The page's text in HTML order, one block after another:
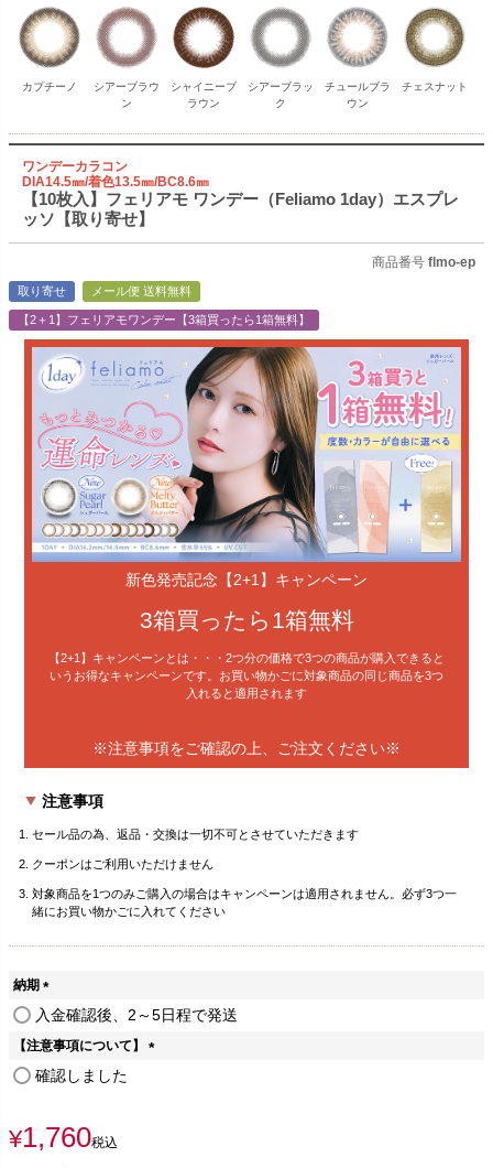
カプチーノ
シアーブラウ
ン
シャイニーブ
ラウン
シアーブラッ
ク
チュールブラ
ウン
チェスナット
ワンデーカラコン
DIA14.5㎜/着色13.5㎜/BC8.6㎜
【10枚入】フェリアモ ワンデー（Feliamo 1day）エスプレ
ッソ【取り寄せ】
商品番号 flmo-ep
取り寄せ メール便 送料無料
【2＋1】フェリアモワンデー【3箱買ったら1箱無料】
新色発売記念【2+1】キャンペーン
3箱買ったら1箱無料
【2+1】キャンペーンとは・・・2つ分の価格で3つの商品が購入できると
いうお得なキャンペーンです。お買い物かごに対象商品の同じ商品を3つ
入れると適用されます
※注意事項をご確認の上、ご注文ください※
注意事項
セール品の為、返品・交換は一切不可とさせていただきます
クーポンはご利用いただけません
対象商品を1つのみご購入の場合はキャンペーンは適用されません。必ず3つ一
緒にお買い物かごに入れてください
納期
(
須
)
入金確認後、2～5日程で発送
【注意事項について】
確認しました
¥1,760税込